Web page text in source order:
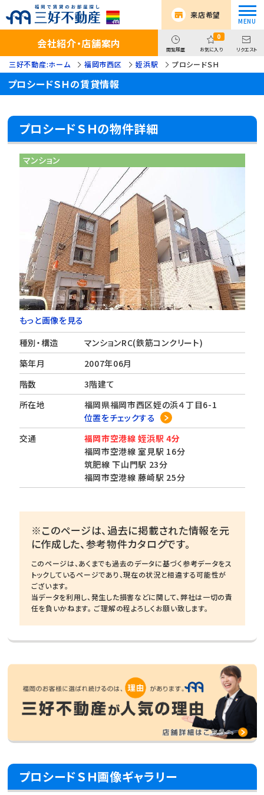
来店希望
会社紹介・店舗案内 閲覧履歴
0
お気に入り リクエスト
三好不動産:ホーム 福岡市西区 姪浜駅 プロシードＳＨ
プロシードＳＨの賃貸情報
プロシードＳＨの物件詳細
マンション
もっと画像を見る
種別・構造
マンションRC(鉄筋コンクリート)
築年月
2007年06月
階数
3階建て
所在地
福岡県福岡市西区姪の浜４丁目6-1
位置をチェックする
交通
福岡市空港線 姪浜駅 4分
福岡市空港線 室見駅 16分
筑肥線 下山門駅 23分
福岡市空港線 藤崎駅 25分
※このページは、過去に掲載された情報を元
に作成した、参考物件カタログです。
このページは、あくまでも過去のデータに基づく参考データをス
トックしているページであり、現在の状況と相違する可能性が
ございます。
当データを利用し、発生した損害などに関して、弊社は一切の責
任を負いかねます。 ご理解の程よろしくお願い致します。
プロシードＳＨ画像ギャラリー